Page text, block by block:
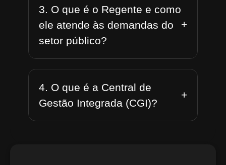
3. O que é o Regente e como
ele atende às demandas do
setor público?
+
4. O que é a Central de
Gestão Integrada (CGI)?
+